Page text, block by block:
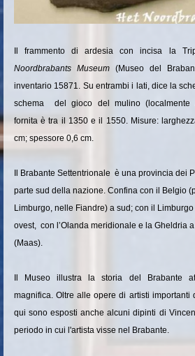
Il frammento di ardesia con incisa la
Noordbrabants Museum(Museo del
inventario 15871. Su entrambi i lati, dice la
schema del gioco del mulino (localmente
fornita è tra il 1350 e il 1550. Misure:
cm; spessore 0,6 cm.
Il Brabante Settentrionale è una provincia dei
parte sud della nazione. Confina con il Belgio
Limburgo, nelle Fiandre) a sud; con il
ovest, con l’Olanda meridionale e la Gheldria
(Maas).
Il Museo illustra la storia del Brabante
magnifica. Oltre alle opere di artisti importanti
qui sono esposti anche alcuni dipinti di
periodo in cui l'artista visse nel Brabante.